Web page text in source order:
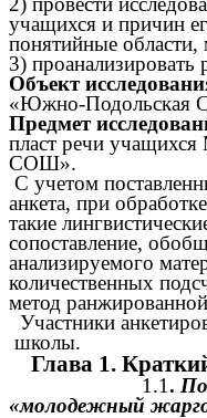
учащихся и причин
понятийные области,
3) проанализировать
Объект
«Южно-Подольская
Предмет
пласт речи
СОШ».
С учетом
анкета, при
такие
сопоставление,
анализируемого
количественных
метод
Участники
школы.
Глава 1.
1.1.
«молодежный